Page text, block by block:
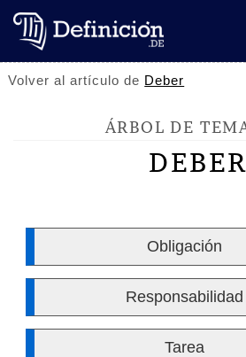
Volver al artículo de Deber
ÁRBOL DE
DEBER
Obligación
Responsabilidad
Tarea